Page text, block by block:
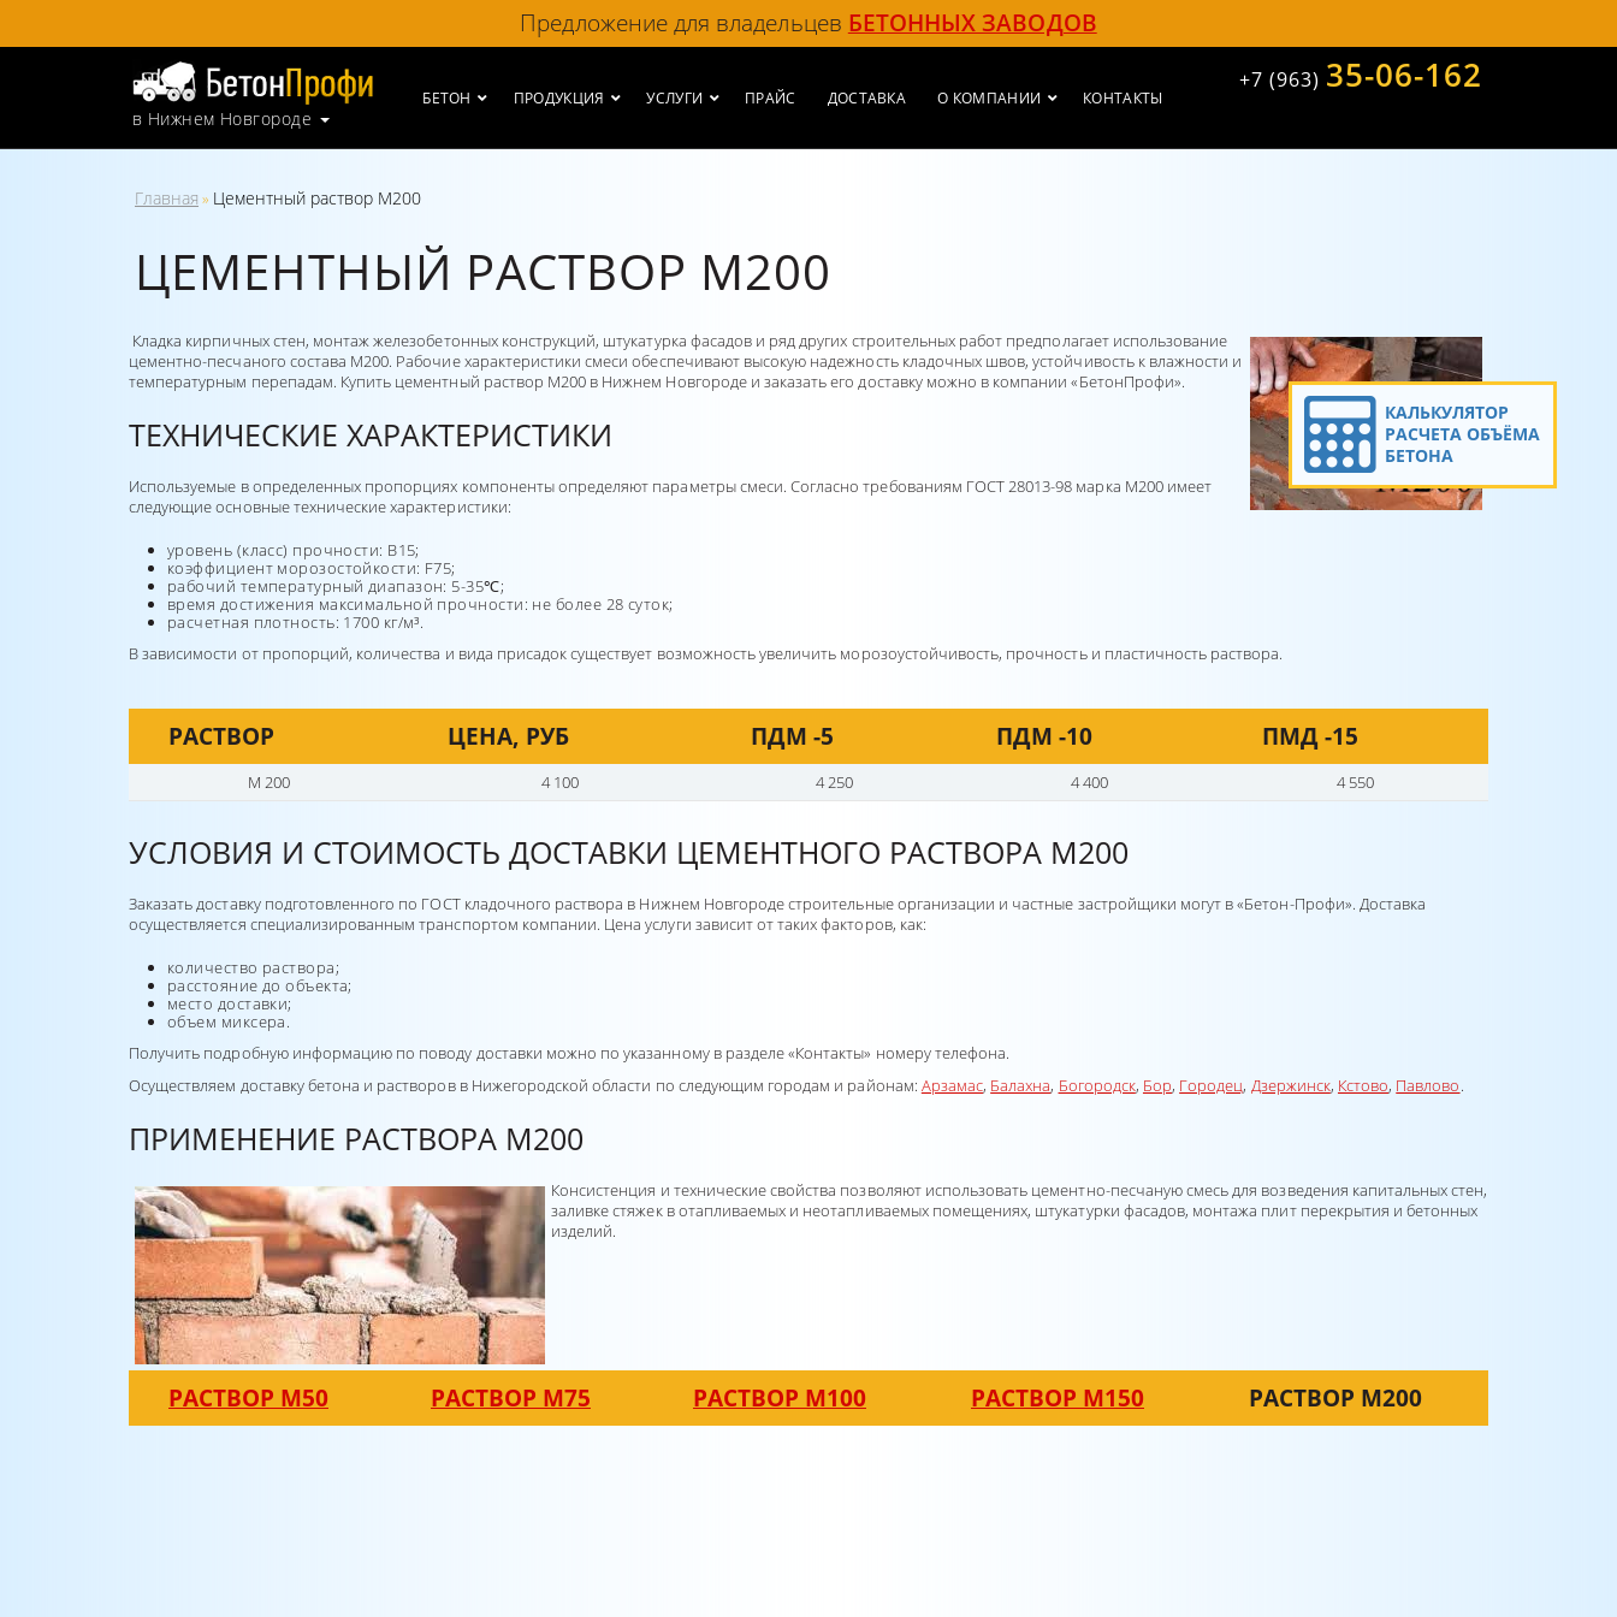
Предложение для владельцев БЕТОННЫХ ЗАВОДОВ
в Нижнем Новгороде
БЕТОН ПРОДУКЦИЯ УСЛУГИ ПРАЙС ДОСТАВКА О КОМПАНИИ КОНТАКТЫ
+7 (963) 35-06-162
Главная » Цементный раствор М200
ЦЕМЕНТНЫЙ РАСТВОР М200
Кладка кирпичных стен, монтаж железобетонных конструкций, штукатурка фасадов и ряд других строительных работ предполагает использование
цементно-песчаного состава М200. Рабочие характеристики смеси обеспечивают высокую надежность кладочных швов, устойчивость к влажности и
температурным перепадам. Купить цементный раствор М200 в Нижнем Новгороде и заказать его доставку можно в компании «БетонПрофи».
ТЕХНИЧЕСКИЕ ХАРАКТЕРИСТИКИ
Используемые в определенных пропорциях компоненты определяют параметры смеси. Согласно требованиям ГОСТ 28013-98 марка М200 имеет
следующие основные технические характеристики:
уровень (класс) прочности: В15;
коэффициент морозостойкости: F75;
рабочий температурный диапазон: 5-35℃;
время достижения максимальной прочности: не более 28 суток;
расчетная плотность: 1700 кг/м³.
В зависимости от пропорций, количества и вида присадок существует возможность увеличить морозоустойчивость, прочность и пластичность раствора.
РАСТВОР ЦЕНА, РУБ ПДМ -5 ПДМ -10 ПМД -15
М 200 4 100 4 250 4 400 4 550
УСЛОВИЯ И СТОИМОСТЬ ДОСТАВКИ ЦЕМЕНТНОГО РАСТВОРА М200
Заказать доставку подготовленного по ГОСТ кладочного раствора в Нижнем Новгороде строительные организации и частные застройщики могут в «Бетон-Профи». Доставка
осуществляется специализированным транспортом компании. Цена услуги зависит от таких факторов, как:
количество раствора;
расстояние до объекта;
место доставки;
объем миксера.
Получить подробную информацию по поводу доставки можно по указанному в разделе «Контакты» номеру телефона.
Осуществляем доставку бетона и растворов в Нижегородской области по следующим городам и районам: Арзамас, Балахна, Богородск, Бор, Городец, Дзержинск, Кстово, Павлово.
ПРИМЕНЕНИЕ РАСТВОРА М200
Консистенция и технические свойства позволяют использовать цементно-песчаную смесь для возведения капитальных стен,
заливке стяжек в отапливаемых и неотапливаемых помещениях, штукатурки фасадов, монтажа плит перекрытия и бетонных
изделий.
РАСТВОР М50 РАСТВОР М75 РАСТВОР М100 РАСТВОР М150 РАСТВОР М200
КАЛЬКУЛЯТОР
РАСЧЕТА ОБЪЁМА
БЕТОНА